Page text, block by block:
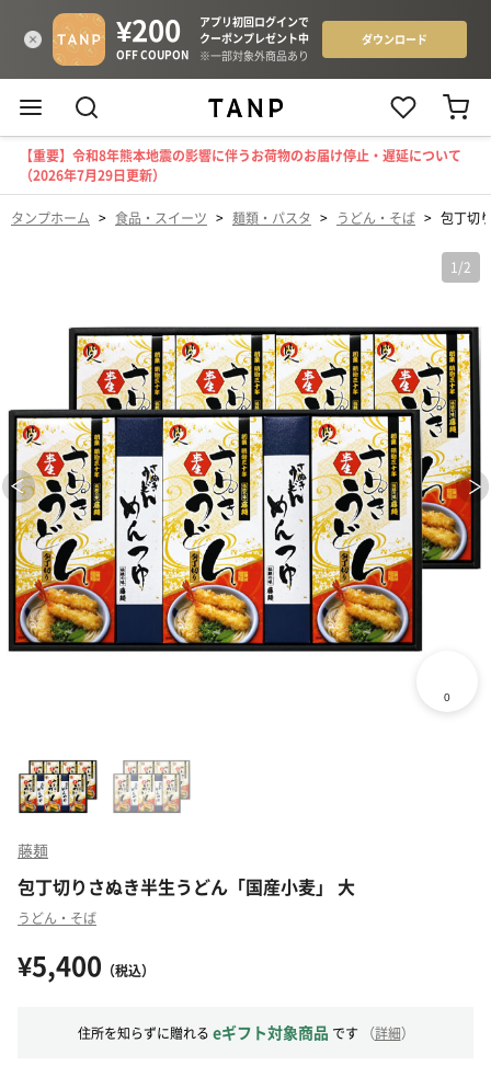
【重要】令和8年熊本地震の影響に伴うお荷物のお届け停止・遅延について
（2026年7月29日更新）
タンプホーム > 食品・スイーツ > 麺類・パスタ > うどん・そば > 包丁切
1 /2
藤麺
包丁切りさぬき半生うどん「国産小麦」 大
うどん・そば
¥5,400 （税込）
住所を知らずに贈れる eギフト対象商品 です （詳細）